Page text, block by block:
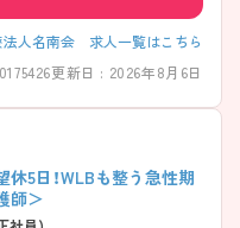
イルに合わせて働ける
けやすさ」を大切にした
勤は休憩時間を確保したシフ
ら働きやすい環境です
長を前提とした育成を
入し、相談しやすい体制 ・配
・夜勤はシャドー勤務からス
プアップできます
法人名南会 求人一覧はこちら
更新日 : 2026年8月6日
休5日！WLBも整う急性期
師＞